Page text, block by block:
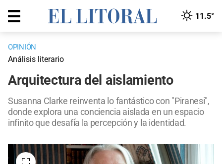
11.5°
OPINIÓN
Análisis literario
Arquitectura del aislamiento
Susanna Clarke reinventa lo fantástico con "Piranesi",
donde explora una conciencia aislada en un espacio
infinito que desafía la percepción y la identidad.